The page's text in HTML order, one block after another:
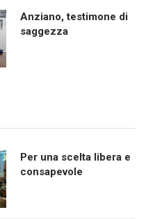
Anziano, testimone di
saggezza
Per una scelta libera e
consapevole